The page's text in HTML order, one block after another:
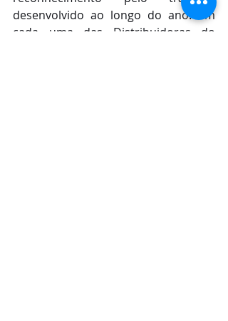
desenvolvido ao longo do ano. Em
cada uma das Distribuidoras do